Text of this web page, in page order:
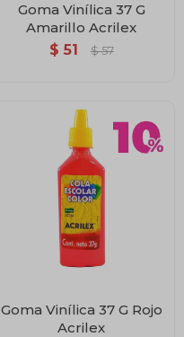
Goma Vinílica 37 G
Amarillo Acrilex
$ 51 $ 57
Goma Vinílica 37 G Rojo
Acrilex